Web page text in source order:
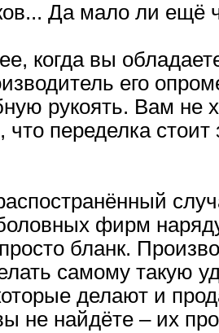
Да мало ли ещё
когда вы
его
рукоять. Вам не
что переделка
фирм
бланк.
самому такую
делают и
не найдёте – их